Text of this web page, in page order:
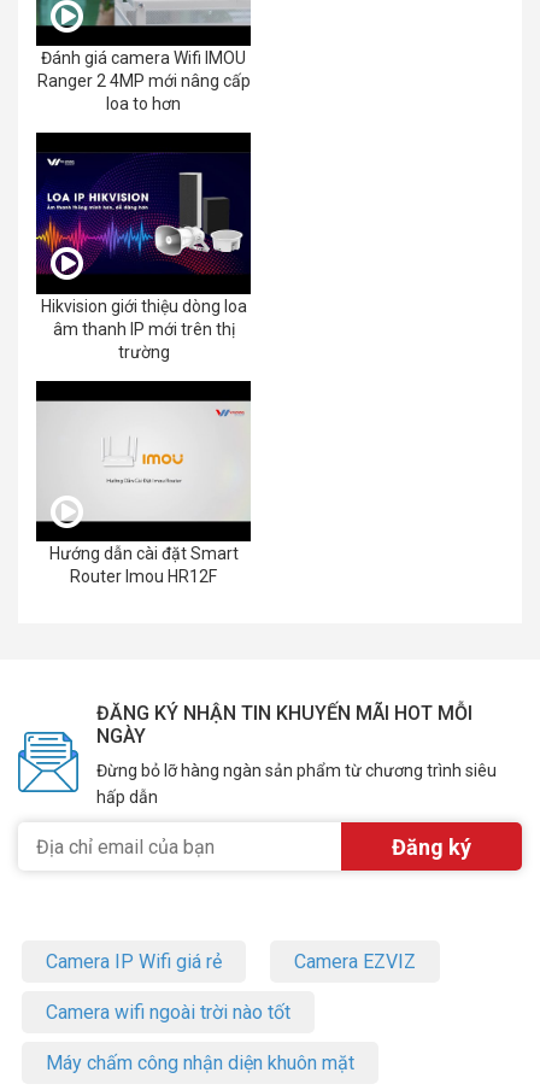
Đánh giá camera Wifi IMOU
Ranger 2 4MP mới nâng cấp
loa to hơn
Hikvision giới thiệu dòng loa
âm thanh IP mới trên thị
trường
Hướng dẫn cài đặt Smart
Router Imou HR12F
ĐĂNG KÝ NHẬN TIN KHUYẾN MÃI HOT MỖI
NGÀY
Đừng bỏ lỡ hàng ngàn sản phẩm từ chương trình siêu
hấp dẫn
Camera IP Wifi giá rẻ Camera EZVIZ
Camera wifi ngoài trời nào tốt
Máy chấm công nhận diện khuôn mặt